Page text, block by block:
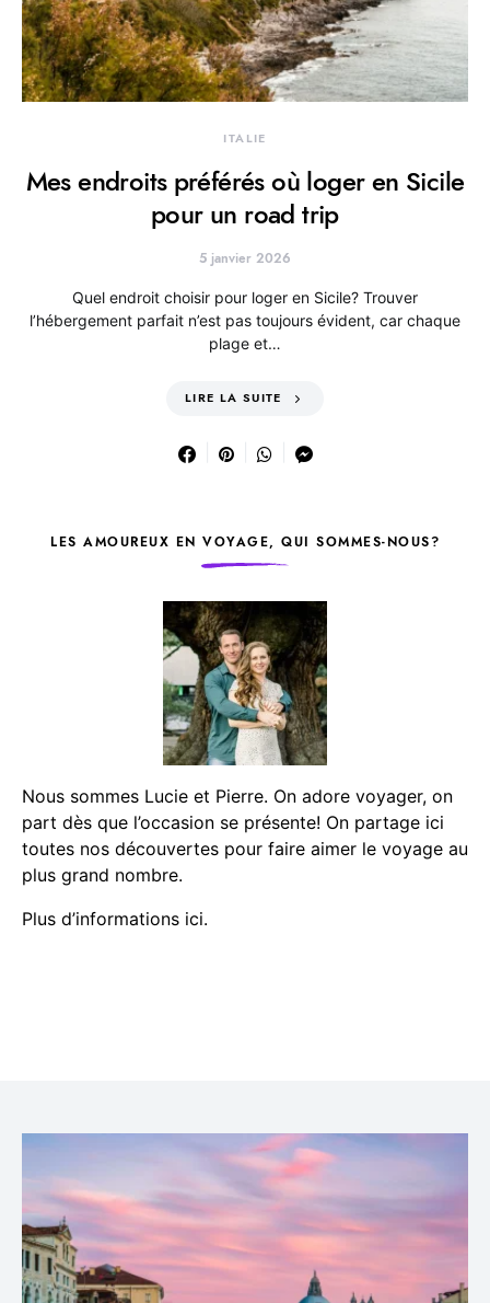
ITALIE
Mes endroits préférés où loger en Sicile
pour un road trip
5 janvier 2026
Quel endroit choisir pour loger en Sicile? Trouver
l’hébergement parfait n’est pas toujours évident, car chaque
plage et…
LIRE LA SUITE
LES AMOUREUX EN VOYAGE, QUI SOMMES-NOUS?
Nous sommes Lucie et Pierre. On adore voyager, on
part dès que l’occasion se présente! On partage ici
toutes nos découvertes pour faire aimer le voyage au
plus grand nombre.
Plus d’informations ici.